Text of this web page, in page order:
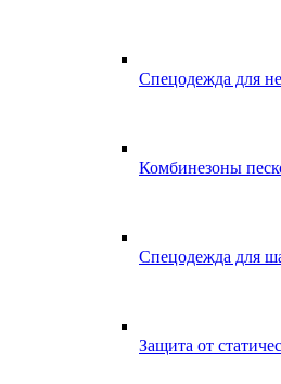
Спецодежда для
Комбинезоны
Спецодежда для
Защита от